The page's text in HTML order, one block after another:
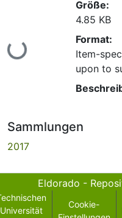
Lade...
Größe:
4.85 KB
Format:
Item-
upon to
Sammlungen
2017
Eldorado -
Universität
Cookie-